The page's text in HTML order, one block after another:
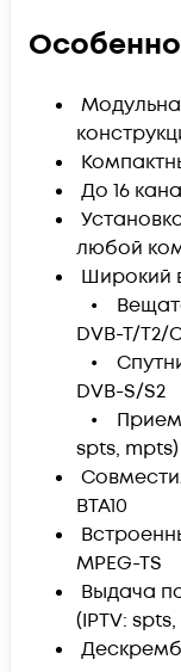
До 16
любой
Широкий
•
DVB-T/T2/
•
DVB-S/S2
• Прием
spts, mpts)
BTA10
MPEG-TS
Выдача
(IPTV: